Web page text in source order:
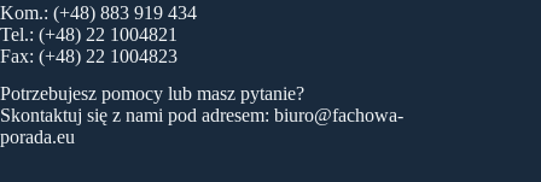
Kom.: (+48) 883 919 434
Tel.: (+48) 22 1004821
Fax: (+48) 22 1004823
Potrzebujesz pomocy lub masz pytanie?
Skontaktuj się z nami pod adresem: biuro@fachowa-
porada.eu